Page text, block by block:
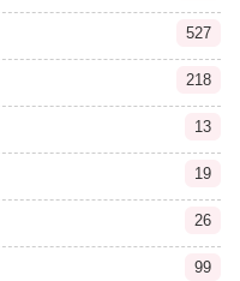
527
218
13
19
26
99